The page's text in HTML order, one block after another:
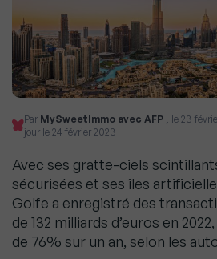
Par MySweetImmo avec AFP , le 23
jour le 24 février 2023
Avec ses gratte-ciels
sécurisées et ses îles
Golfe a enregistré des
de 132 milliards d’euros en
de 76% sur un an, selon les